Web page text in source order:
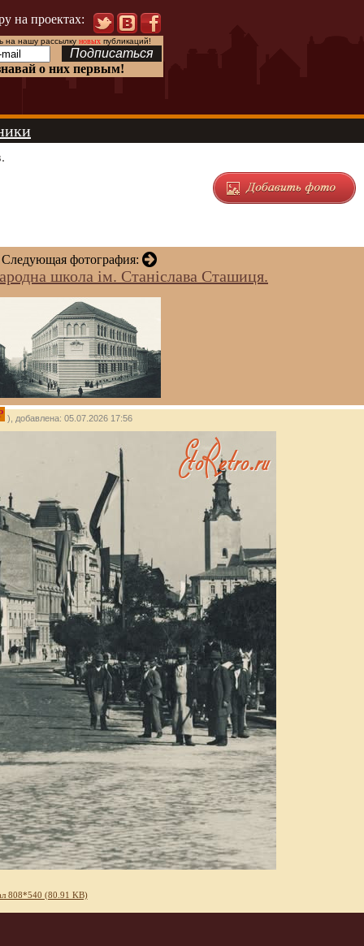
на проектах:
на нашу рассылку новыхпубликаций!
о них первым!
Следующая фотография:
школа ім. Станіслава Сташиця.
), добавлена: 05.07.2026 17:56
808*540 (80.91 KB)